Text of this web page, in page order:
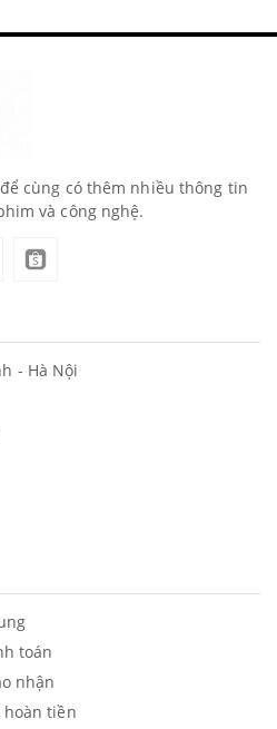
cùng có thêm nhiều thông tin
và công nghệ.
- Hà Nội
toán
nhận
hoàn tiền